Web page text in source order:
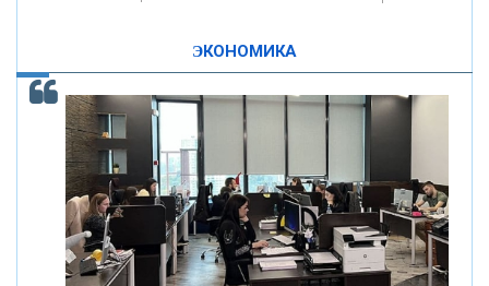
ЭКОНОМИКА